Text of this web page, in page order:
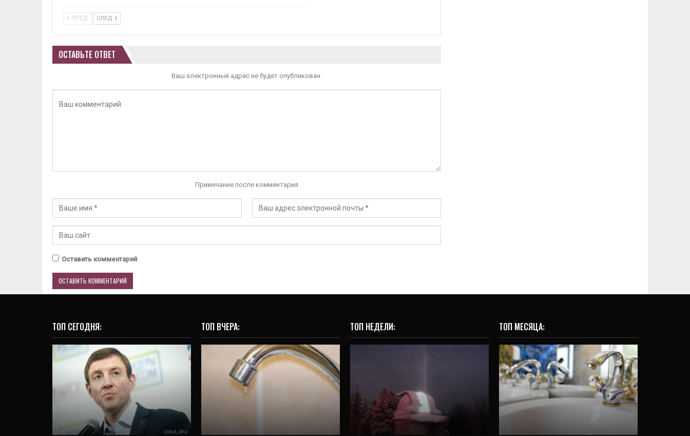
ПРЕД СЛЕД
ОСТАВЬТЕ ОТВЕТ
Ваш электронный адрес не будет опубликован.
Примечание после комментария
Оставить комментарий
ТОП СЕГОДНЯ:
ОБЩЕСТВО
Инсайд: «Единая Россия»
собирает уральские
элиты в Челябинске
22 Янв, 2020 0
ТОП ВЧЕРА:
ОБЩЕСТВО
В нескольких районах
Екатеринбурга пропала
ТОП НЕДЕЛИ:
ВИДЕО
работает уже 60 лет
(ВИДЕО)
2 Авг, 2026
ТОП МЕСЯЦА:
ОБЩЕСТВО
Глава Екатеринбурга
объяснил, куда исчезла
вода и когда она появится